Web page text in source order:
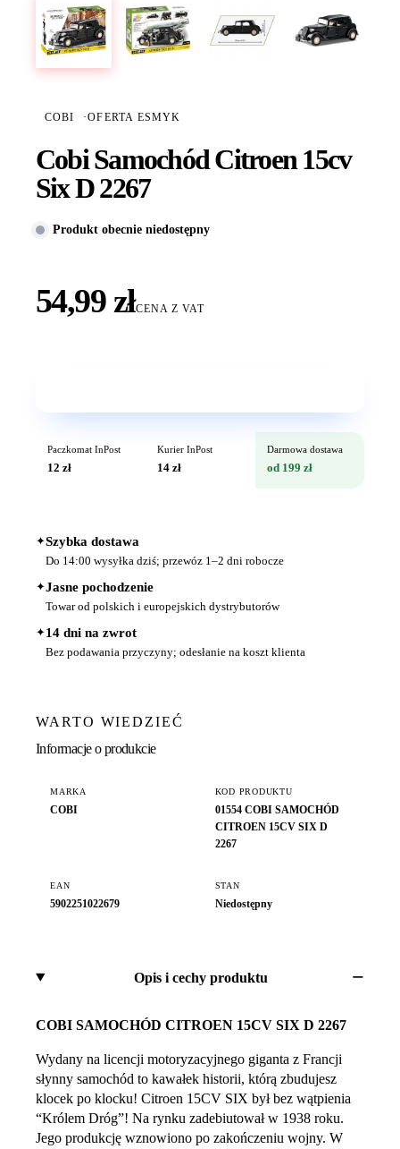
COBI ·OFERTA ESMYK
Cobi Samochód Citroen 15cv
Six D 2267
Produkt obecnie niedostępny
54,99 złCENA Z VAT
Paczkomat InPost
12 zł
Kurier InPost
14 zł
Darmowa dostawa
od 199 zł
✦Szybka dostawa
Do 14:00 wysyłka dziś; przewóz 1–2 dni robocze
✦Jasne pochodzenie
Towar od polskich i europejskich dystrybutorów
✦14 dni na zwrot
Bez podawania przyczyny; odesłanie na koszt klienta
WARTO WIEDZIEĆ
Informacje o produkcie
MARKA
COBI
KOD PRODUKTU
01554 COBI SAMOCHÓD
CITROEN 15CV SIX D
2267
EAN
5902251022679
STAN
Niedostępny
Opis i cechy produktu
COBI SAMOCHÓD CITROEN 15CV SIX D 2267
Wydany na licencji motoryzacyjnego giganta z Francji
słynny samochód to kawałek historii, którą zbudujesz
klocek po klocku! Citroen 15CV SIX był bez wątpienia
“Królem Dróg”! Na rynku zadebiutował w 1938 roku.
Jego produkcję wznowiono po zakończeniu wojny. W